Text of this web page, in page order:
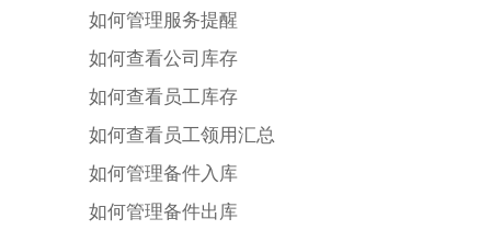
如何管理服务提醒
如何查看公司库存
如何查看员工库存
如何查看员工领用汇总
如何管理备件入库
如何管理备件出库